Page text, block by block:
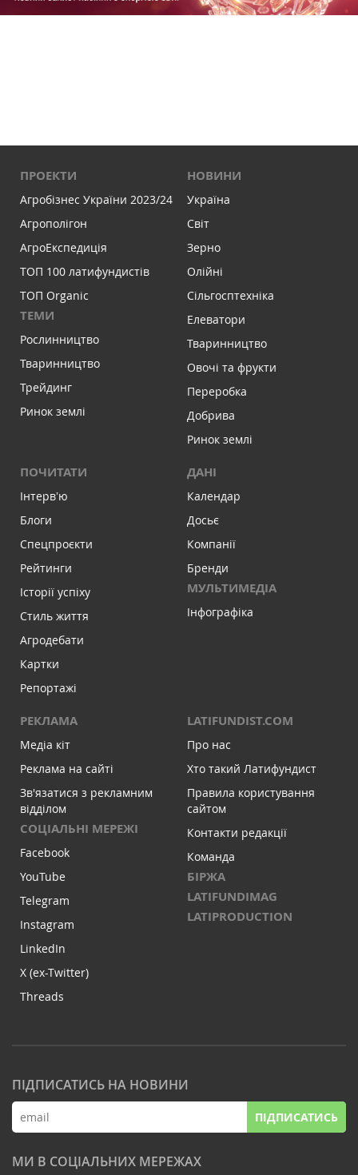
ПРОЕКТИ
Агробізнес України 2023/24
Агрополігон
АгроЕкспедиція
ТОП 100 латифундистів
ТОП Organic
ТЕМИ
Рослинництво
Тваринництво
Трейдинг
Ринок землі
НОВИНИ
Україна
Світ
Зерно
Олійні
Сільгосптехніка
Елеватори
Тваринництво
Овочі та фрукти
Переробка
Добрива
Ринок землі
ПОЧИТАТИ
Інтервʼю
Блоги
Спецпроєкти
Рейтинги
Історії успіху
Стиль життя
Агродебати
Картки
Репортажі
ДАНІ
Календар
Досьє
Компанії
Бренди
МУЛЬТИМЕДІА
Інфографіка
РЕКЛАМА
Медіа кіт
Реклама на сайті
Зв'язатися з рекламним
відділом
СОЦІАЛЬНІ МЕРЕЖІ
Facebook
YouTube
Telegram
Instagram
LinkedIn
X (ex-Twitter)
Threads
LATIFUNDIST.COM
Про нас
Хто такий Латифундист
Правила користування
сайтом
Контакти редакції
Команда
БІРЖА
LATIFUNDIMAG
LATIPRODUCTION
ПІДПИСАТИСЬ НА НОВИНИ
ПІДПИСАТИСЬ
МИ В СОЦІАЛЬНИХ МЕРЕЖАХ